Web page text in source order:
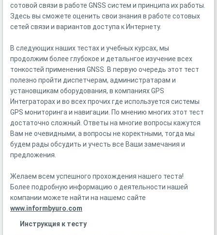
сотовой связи в работе GNSS систем и принципа их работы.
Здесь вы сможете оценить свои знания в работе сотовых
сетей связи и вариантов доступа к Интернету.
В следующих наших тестах и учебных курсах, мы
продолжим более глубокое и детальнгое изучение всех
тонкостей применения GNSS. В первую очередь этот тест
полезно пройти диспетчерам, администратарам и
установщикам оборудования, в компаниях GPS
Интеграторах и во всех прочих где используется системы
GPS мониторинга и навигации. По мнению многих этот тест
достаточно сложный. Ответы на многие вопросы кажутся
Вам не очевидными, а вопросы не коректными, тогда мы
будем рады обсудить и учесть все Ваши замечания и
предложения.
Желаем всем успешного прохождения нашего теста!
Более подробную информацию о деятельности нашей
компании можете найти на нашемс сайте
www.informbyuro.com
Инструкция к тесту